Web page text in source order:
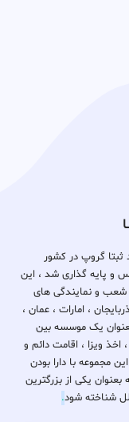
تحت نام و برند ثبتا گروپ در کشور
و پایه گذاری شد ، این
شعب و نمایندگی های
، امارات ، عمان ،
بعنوان یک موسسه بین
اخذ ویزا ، اقامت دائم و
مجموعه با دارا بودن
بعنوان یکی از بزرگترین
شناخته شود.